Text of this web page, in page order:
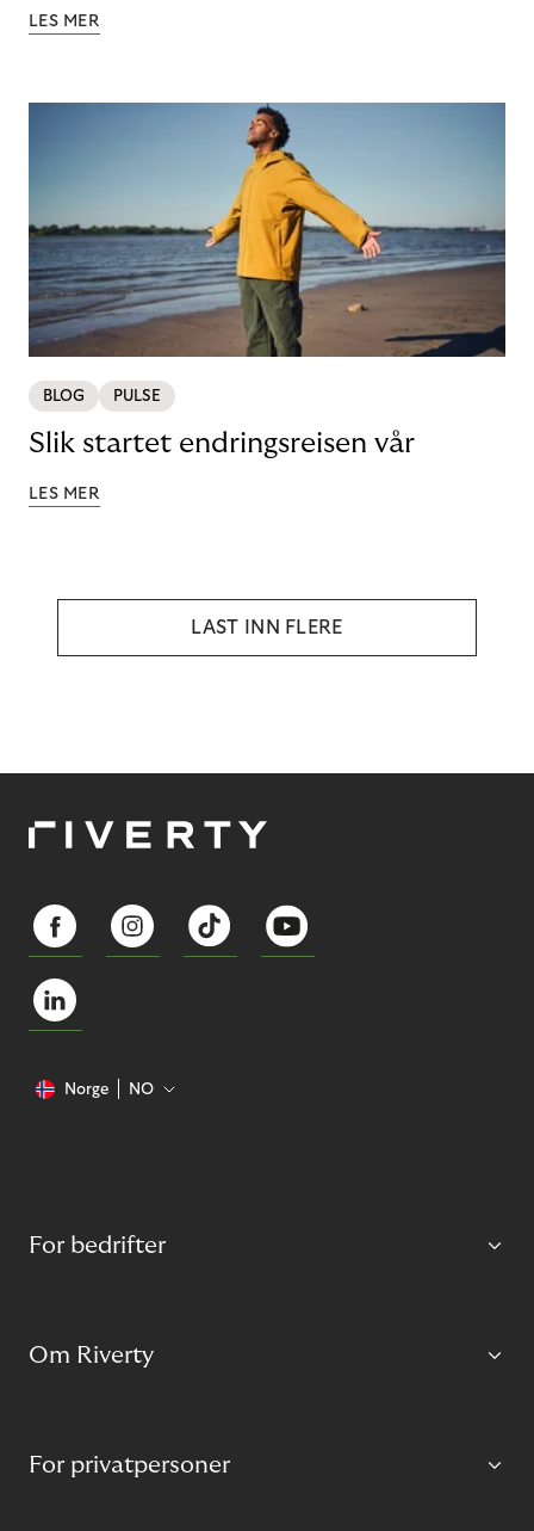
LES MER
BLOG PULSE
Slik startet endringsreisen vår
LES MER
LAST INN FLERE
Norge NO
For bedrifter
Om Riverty
For privatpersoner